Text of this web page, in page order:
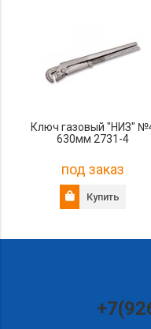
Ключ газовый "НИЗ"
630мм 2731-4
под заказ
Купить